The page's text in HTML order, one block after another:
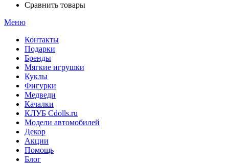
Сравнить товары
Меню
Контакты
Подарки
Бренды
Мягкие игрушки
Куклы
Фигурки
Медведи
Качалки
КЛУБ Cdolls.ru
Модели автомобилей
Декор
Акции
Помощь
Блог